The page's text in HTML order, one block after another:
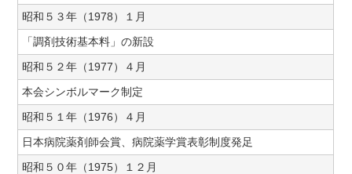
昭和５３年（1978）１月
「調剤技術基本料」の新設
昭和５２年（1977）４月
本会シンボルマーク制定
昭和５１年（1976）４月
日本病院薬剤師会賞、病院薬学賞表彰制度発足
昭和５０年（1975）１２月